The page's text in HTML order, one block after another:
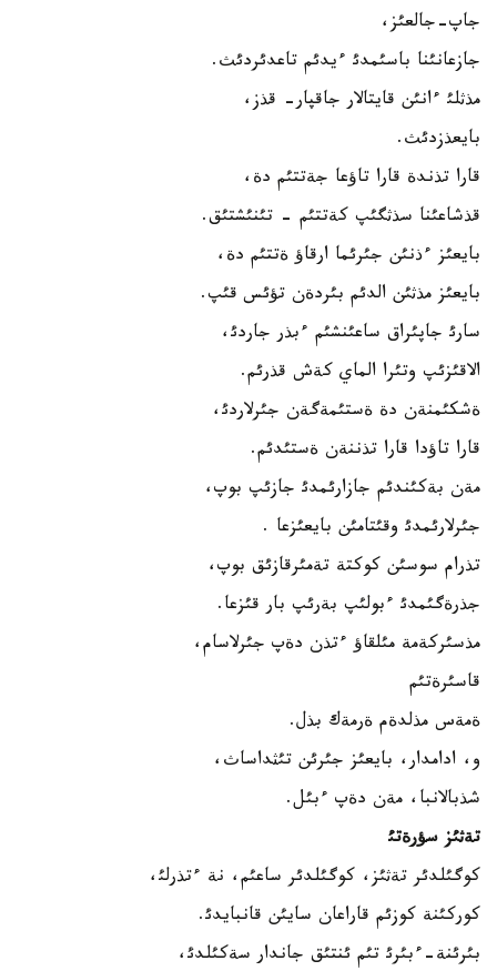
جاپ-جالعئز،
جازعانئنا باسئمدئ ءيدئم تاعدئردئث.
مذثلئ ءانئن قايتالار جاقپار- قذز،
بايعذزدئث.
قارا تذندة قارا تاؤعا جةتتئم دة،
قذشاعئنا سذثگئپ كةتتئم - تئنئشتئق.
بايعئز ءذنئن جئرئما ارقاؤ ةتتئم دة،
بايعئز مذثئن الدئم بئردةن تؤئس قئپ.
سارئ جاپئراق ساعئنشئم ءبذر جاردئ،
الاقئزئپ وتئرا الماي كةش قذرئم.
ةشكئمنةن دة ةستئمةگةن جئرلاردئ،
قارا تاؤدا قارا تذننةن ةستئدئم.
مةن بةكئندئم جازارئمدئ جازئپ بوپ،
جئرلارئمدئ وقئتامئن بايعئزعا .
تذرام سوسئن كوكتة تةمئرقازئق بوپ،
جذرةگئمدئ ءبولئپ بةرئپ بار قئزعا.
مذسئركةمة مئلقاؤ ءتذن دةپ جئرلاسام،
قاسئرةتئم
ةمةس مذلدةم ةرمةك بذل.
و، ادامدار، بايعئز جئرئن تئثداساث،
شذبالانبا، مةن دةپ ءبئل.
تةثئز سؤرةتئ
كوگئلدئر تةثئز، كوگئلدئر ساعئم، نة ءتذرلئ،
كوركئنة كوزئم قاراعان سايئن قانبايدئ.
بئرئنة-ءبئرئ تئم ئنتئق جاندار سةكئلدئ،